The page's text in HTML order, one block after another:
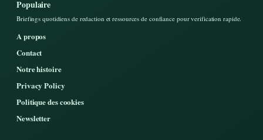
Populaire
Briefings quotidiens de redaction et ressources de confiance pour verification rapide.
A propos
Contact
Notre histoire
Privacy Policy
Politique des cookies
Newsletter